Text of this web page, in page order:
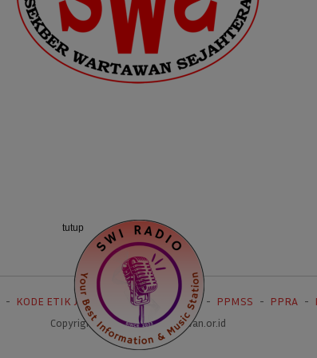
KODE ETIK JURNALISTIK UU PERS PPMSS PPRA
Copyright 2021 sekberwartawan.or.id
tutup